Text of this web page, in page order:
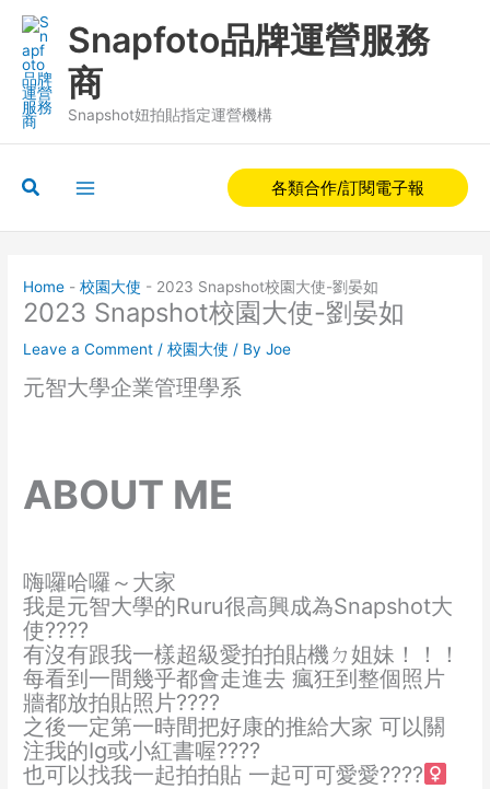
content
Snapfoto品牌運營服務
商
Snapshot妞拍貼指定運營機構
Search 各類合作/訂閱電子報
Home -校園大使 - 2023 Snapshot校園大使-劉晏如
2023 Snapshot校園大使-劉晏如
Leave a Comment /校園大使 / ByJoe
元智大學企業管理學系
ABOUT ME
嗨囉哈囉～大家
我是元智大學的Ruru很高興成為Snapshot大
使????
有沒有跟我一樣超級愛拍拍貼機ㄉ姐妹！！！
每看到一間幾乎都會走進去 瘋狂到整個照片
牆都放拍貼照片????
之後一定第一時間把好康的推給大家 可以關
注我的Ig或小紅書喔????
也可以找我一起拍拍貼 一起可可愛愛????‍